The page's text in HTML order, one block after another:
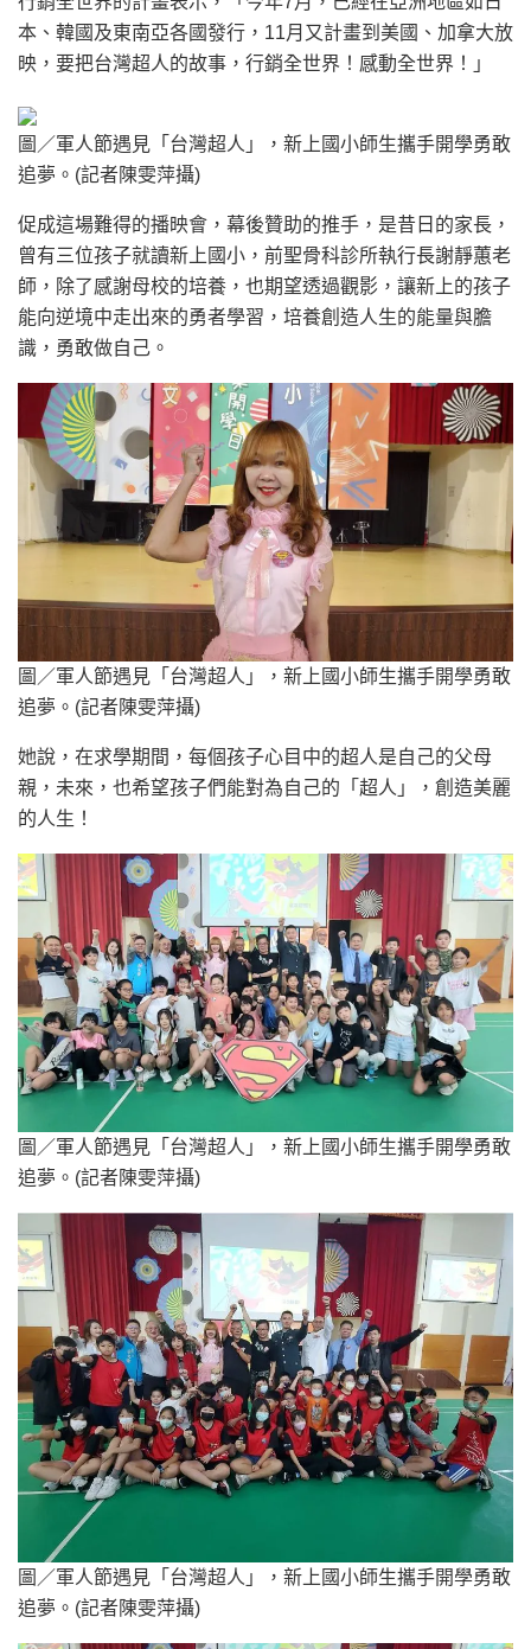
本、韓國及東南亞各國發行，11月又計畫到美國、加拿大放
映，要把台灣超人的故事，行銷全世界！感動全世界！」
圖／軍人節遇見「台灣超人」，新上國小師生攜手開學勇敢
追夢。(記者陳雯萍攝)
促成這場難得的播映會，幕後贊助的推手，是昔日的家長，
曾有三位孩子就讀新上國小，前聖骨科診所執行長謝靜蕙老
師，除了感謝母校的培養，也期望透過觀影，讓新上的孩子
能向逆境中走出來的勇者學習，培養創造人生的能量與膽
識，勇敢做自己。
圖／軍人節遇見「台灣超人」，新上國小師生攜手開學勇敢
追夢。(記者陳雯萍攝)
她說，在求學期間，每個孩子心目中的超人是自己的父母
親，未來，也希望孩子們能對為自己的「超人」，創造美麗
的人生！
圖／軍人節遇見「台灣超人」，新上國小師生攜手開學勇敢
追夢。(記者陳雯萍攝)
圖／軍人節遇見「台灣超人」，新上國小師生攜手開學勇敢
追夢。(記者陳雯萍攝)